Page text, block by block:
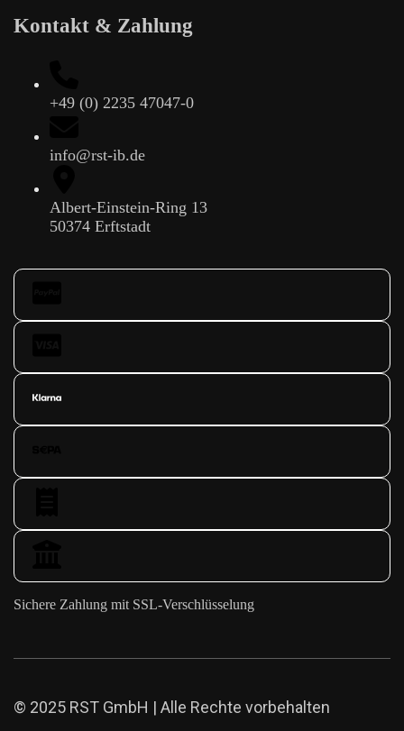
Kontakt & Zahlung
+49 (0) 2235 47047-0
info@rst-ib.de
Albert-Einstein-Ring 13
50374 Erftstadt
Sichere Zahlung mit SSL-Verschlüsselung
© 2025 RST GmbH | Alle Rechte vorbehalten